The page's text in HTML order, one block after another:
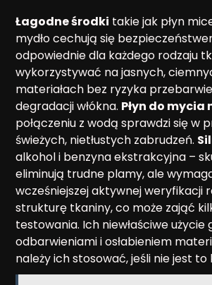
Łagodne środki takie jak płyn
mydło cechują się
odpowiednie dla każdego rodzaju
wykorzystywać na jasnych,
materiałach bez ryzyka
degradacji włókna. Płyn do mycia
połączeniu z wodą sprawdzi się w
świeżych, nietłustych zabrudzeń.
alkohol i benzyna ekstrakcyjna –
eliminują trudne plamy, ale
wcześniejszej aktywnej weryfikacji
strukturę tkaniny, co może zająć
testowania. Ich niewłaściwe użycie
odbarwieniami i osłabieniem
należy ich stosować, jeśli nie jest to